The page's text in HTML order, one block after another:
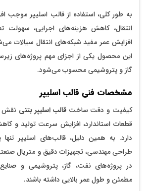
به طور کلی، استفاده از قالب اسلیپر موجب
انتقال، کاهش هزینه‌های اجرایی، سهولت
افزایش عمر مفید شبکه‌های انتقال سیالات
این محصول یکی از اجزای مهم پروژه‌های
گاز و پتروشیمی محسوب می‌شود.
مشخصات فنی قالب اسلیپر
کیفیت و دقت ساخت قالب اسلیپر بتنی نقش
قطعات استاندارد، افزایش سرعت تولید و
دارد. به همین دلیل، قالب‌های اسلیپر تنها
طراحی مهندسی، تجهیزات دقیق و متریال
در پروژه‌های نفت، گاز، پتروشیمی و
مطمئن و طول عمر بالایی داشته باشند.